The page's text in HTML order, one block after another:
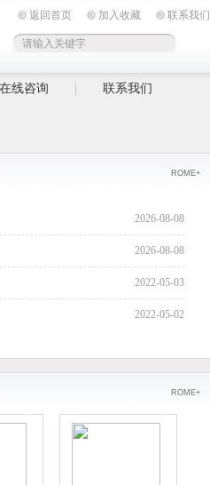
返回首页 加入收藏 联系我们
在线咨询 联系我们
ROME+
2026-08-08
2026-08-08
2022-05-03
2022-05-02
ROME+